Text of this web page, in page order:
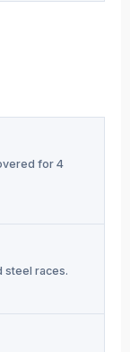
for 4
steel races.